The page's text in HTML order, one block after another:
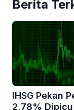
Berita
IHSG Pekan
2,78%